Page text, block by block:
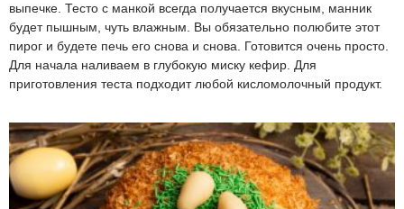
выпечке. Тесто с манкой всегда получается вкусным, манник
будет пышным, чуть влажным. Вы обязательно полюбите этот
пирог и будете печь его снова и снова. Готовится очень просто.
Для начала наливаем в глубокую миску кефир. Для
приготовления теста подходит любой кисломолочный продукт.